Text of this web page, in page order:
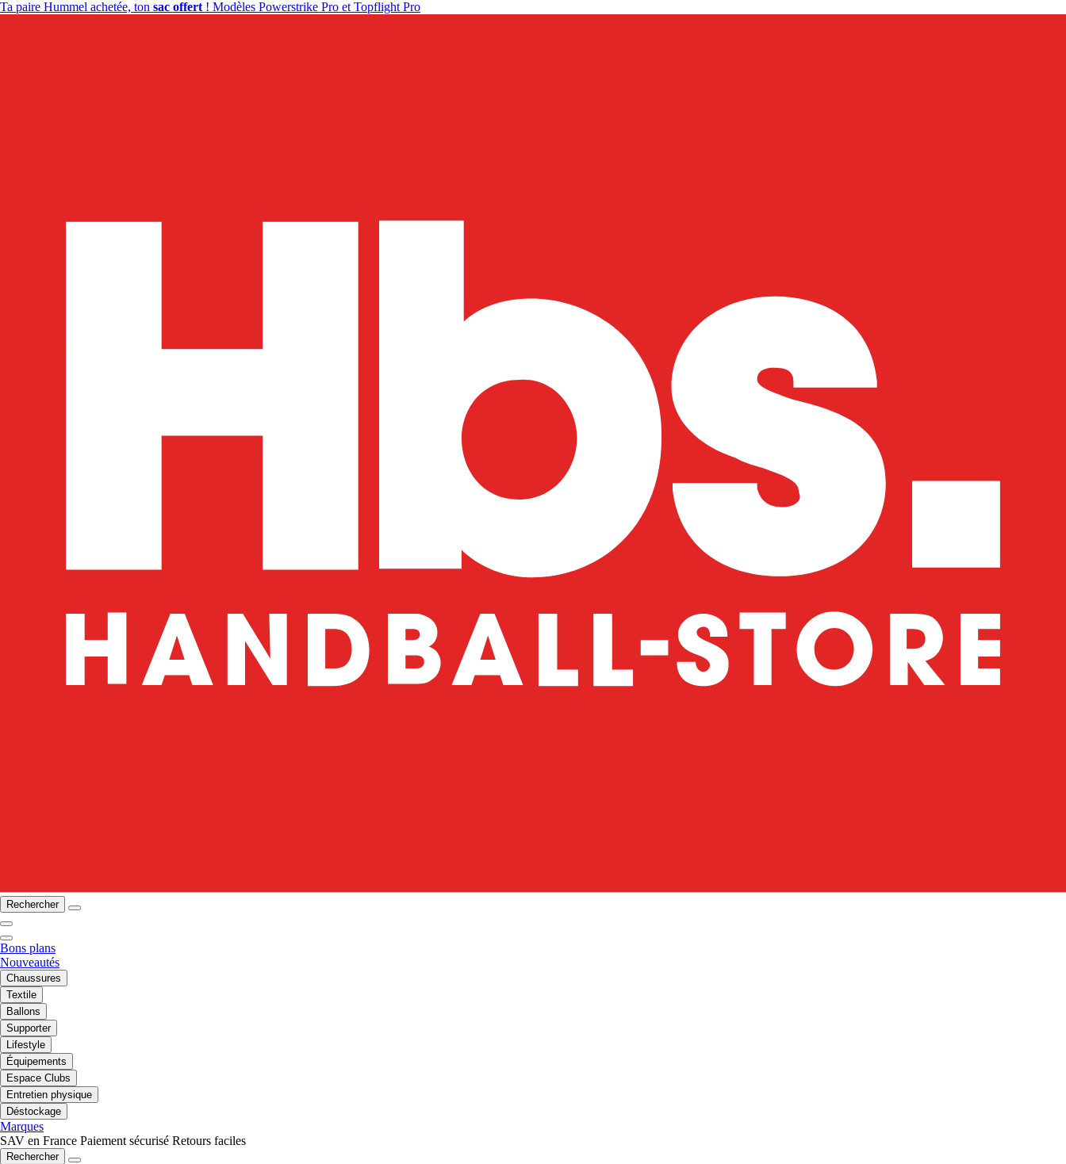
Ta paire Hummel achetée, ton sac offert ! Modèles Powerstrike Pro et Topflight Pro
Rechercher
Bons plans
Nouveautés
Chaussures
Textile
Ballons
Supporter
Lifestyle
Équipements
Espace Clubs
Entretien physique
Déstockage
Marques
SAV en France Paiement sécurisé Retours faciles
Rechercher